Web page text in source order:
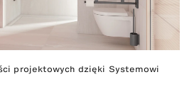
projektowych dzięki Systemowi